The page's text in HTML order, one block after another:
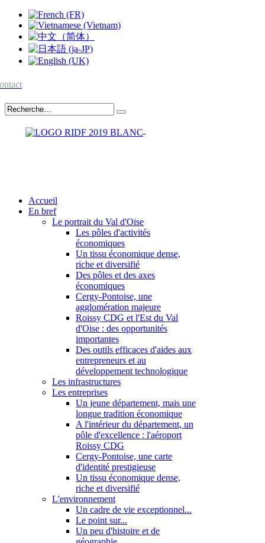
Accueil
En bref
Le portrait du Val d'Oise
Les pôles d'activités
économiques
Un tissu économique dense,
riche et diversifié
Des pôles et des axes
économiques
Cergy-Pontoise, une
agglomération majeure
Roissy CDG et l'Est du Val
d'Oise : des opportunités
importantes
Des outils efficaces d'aides aux
entrepreneurs et au
développement technologique
Les infrastructures
Les entreprises
Un jeune département, mais une
longue tradition économique
A l'intérieur du département, un
pôle d'excellence : l'aéroport
Roissy CDG
Cergy-Pontoise, une carte
d'identité prestigieuse
Un tissu économique dense,
riche et diversifié
L'environnement
Un cadre de vie exceptionnel...
Le point sur...
Un peu d'histoire et de